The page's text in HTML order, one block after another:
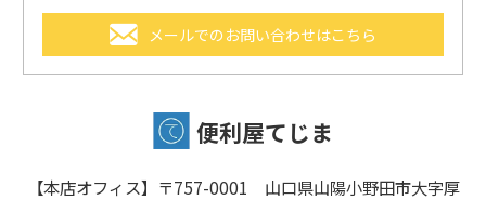
メールでのお問い合わせはこちら
便利屋てじま
【本店オフィス】〒757-0001 山口県山陽小野田市大字厚